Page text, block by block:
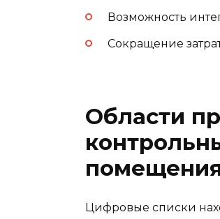
Возможность
Сокращение
Области
Цифровые списки